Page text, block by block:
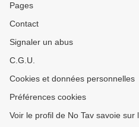
Pages
Contact
Signaler un abus
C.G.U.
Cookies et données personnelles
Préférences cookies
Voir le profil de No Tav savoie sur